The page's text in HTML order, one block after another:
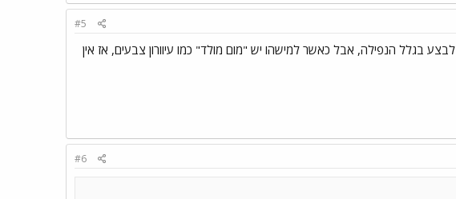
#5
בגלל הנפילה, אבל כאשר למישהו יש "מום מולד" כמו עיוורון צבעים, אז אין
#6